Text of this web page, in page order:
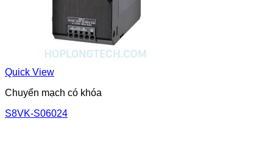
Quick View
Chuyển mạch có khóa
S8VK-S06024